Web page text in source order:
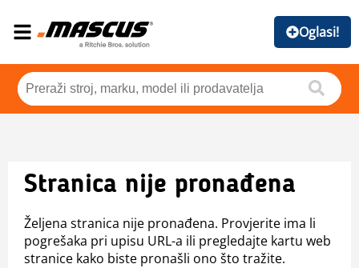
Oglasi!
Stranica nije pronađena
Željena stranica nije pronađena. Provjerite ima li
pogrešaka pri upisu URL-a ili pregledajte kartu web
stranice kako biste pronašli ono što tražite.